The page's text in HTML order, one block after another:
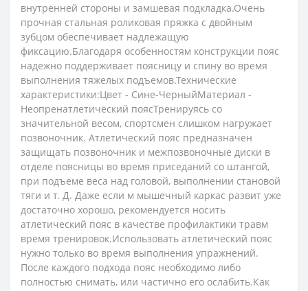
внутренней стороны и замшевая подкладка.Очень
прочная стальная роликовая пряжка с двойным
зубцом обеспечивает надлежащую
фиксацию.Благодаря особенностям конструкции пояс
надежно поддерживает поясницу и спину во время
выполнения тяжелых подъемов.Технические
характеристики:Цвет - Сине-ЧерныйМатериал -
Неопренатлетический поясТренируясь со
значительной весом, спортсмен слишком нагружает
позвоночник. Атлетический пояс предназначен
защищать позвоночник и межпозвоночные диски в
отделе поясницы во время приседаний со штангой,
при подъеме веса над головой, выполнении становой
тяги и т. Д. Даже если м мышечный каркас развит уже
достаточно хорошо, рекомендуется носить
атлетический пояс в качестве профилактики травм
время тренировок.Использовать атлетический пояс
нужно только во время выполнения упражнений.
После каждого подхода пояс необходимо либо
полностью снимать, или частично его ослабить.Как